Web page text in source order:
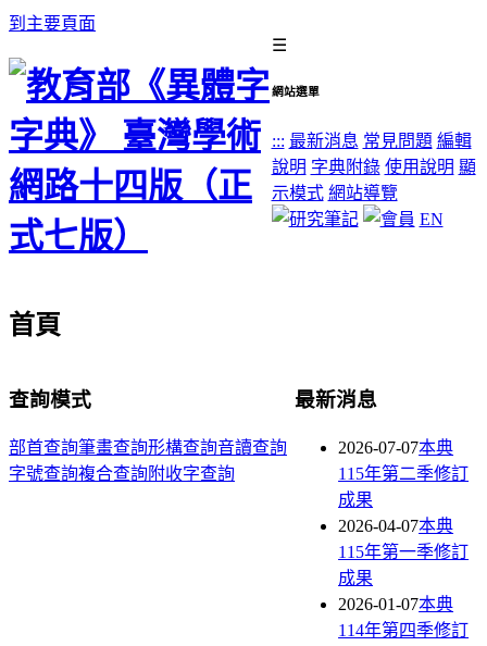
到主要頁面
☰
網站選單
::: 最新消息 常見問題 編輯
說明 字典附錄 使用說明 顯
示模式 網站導覽
EN
首頁
查詢模式
部首查詢筆畫查詢形構查詢音讀查詢
字號查詢複合查詢附收字查詢
最新消息
2026-07-07本典
115年第二季修訂
成果
2026-04-07本典
115年第一季修訂
成果
2026-01-07本典
114年第四季修訂